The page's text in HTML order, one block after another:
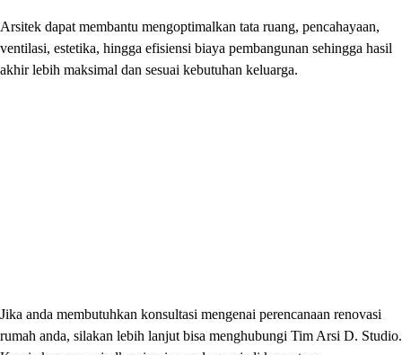
Arsitek dapat membantu mengoptimalkan tata ruang, pencahayaan,
ventilasi, estetika, hingga efisiensi biaya pembangunan sehingga hasil
akhir lebih maksimal dan sesuai kebutuhan keluarga.
Jika anda membutuhkan konsultasi mengenai perencanaan renovasi
rumah anda, silakan lebih lanjut bisa menghubungi Tim Arsi D. Studio.